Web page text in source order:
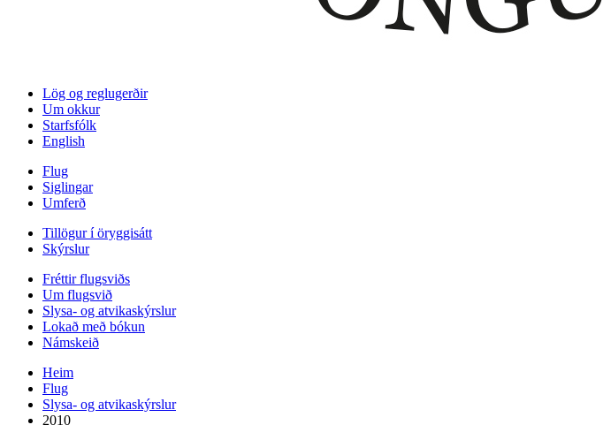
Lög og reglugerðir
Um okkur
Starfsfólk
English
Flug
Siglingar
Umferð
Tillögur í öryggisátt
Skýrslur
Fréttir flugsviðs
Um flugsvið
Slysa- og atvikaskýrslur
Lokað með bókun
Námskeið
Heim
Flug
Slysa- og atvikaskýrslur
2010